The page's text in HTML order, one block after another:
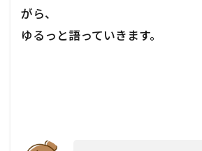
がら、
ゆるっと語っていきます。